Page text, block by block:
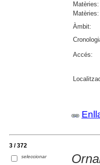
Matèries:
Matèries:
Àmbit:
Accés:
3 / 372
seleccionar